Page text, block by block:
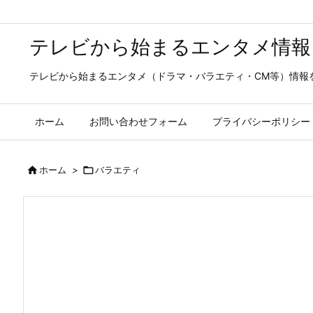
テレビから始まるエンタメ情報
テレビから始まるエンタメ（ドラマ・バラエティ・CM等）情報
ホーム お問い合わせフォーム プライバシーポリシー
ホーム > バラエティ